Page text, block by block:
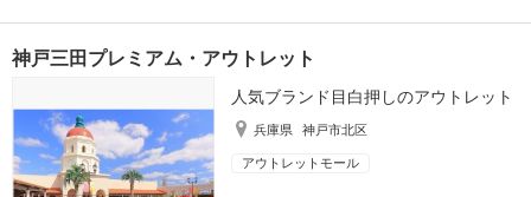
神戸三田プレミアム・アウトレット
人気ブランド目白押しのアウトレット
兵庫県 神戸市北区
アウトレットモール